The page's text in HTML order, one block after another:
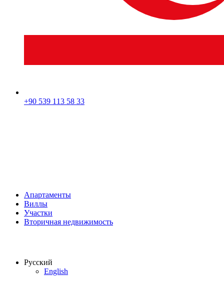
+90 539 113 58 33
Апартаменты
Виллы
Участки
Вторичная недвижимость
Русский
English